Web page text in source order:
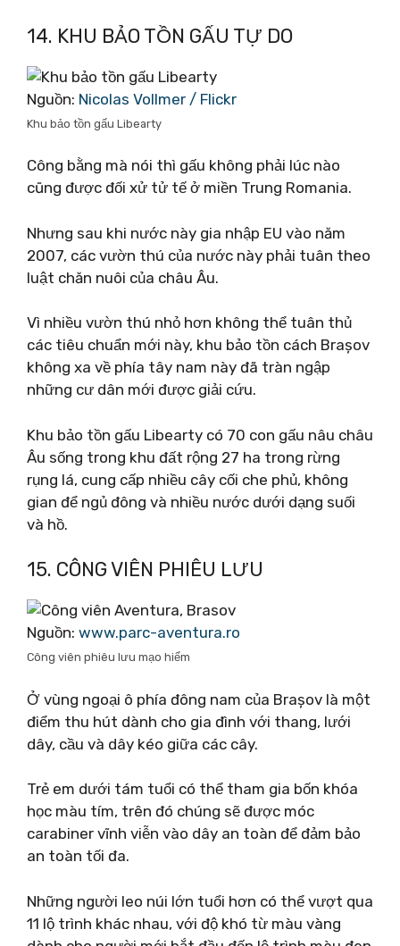
14. KHU BẢO TỒN GẤU TỰ DO
Nguồn: Nicolas Vollmer / Flickr
Khu bảo tồn gấu Libearty
Công bằng mà nói thì gấu không phải lúc nào
cũng được đối xử tử tế ở miền Trung Romania.
Nhưng sau khi nước này gia nhập EU vào năm
2007, các vườn thú của nước này phải tuân theo
luật chăn nuôi của châu Âu.
Vì nhiều vườn thú nhỏ hơn không thể tuân thủ
các tiêu chuẩn mới này, khu bảo tồn cách Brașov
không xa về phía tây nam này đã tràn ngập
những cư dân mới được giải cứu.
Khu bảo tồn gấu Libearty có 70 con gấu nâu châu
Âu sống trong khu đất rộng 27 ha trong rừng
rụng lá, cung cấp nhiều cây cối che phủ, không
gian để ngủ đông và nhiều nước dưới dạng suối
và hồ.
15. CÔNG VIÊN PHIÊU LƯU
Nguồn: www.parc-aventura.ro
Công viên phiêu lưu mạo hiểm
Ở vùng ngoại ô phía đông nam của Brașov là một
điểm thu hút dành cho gia đình với thang, lưới
dây, cầu và dây kéo giữa các cây.
Trẻ em dưới tám tuổi có thể tham gia bốn khóa
học màu tím, trên đó chúng sẽ được móc
carabiner vĩnh viễn vào dây an toàn để đảm bảo
an toàn tối đa.
Những người leo núi lớn tuổi hơn có thể vượt qua
11 lộ trình khác nhau, với độ khó từ màu vàng